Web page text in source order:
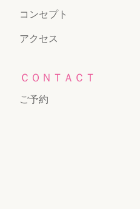
コンセプト
アクセス
ＣＯＮＴＡＣＴ
ご予約